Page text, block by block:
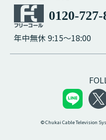
0120-727-
年中無休 9:15～18:00
© Chukai Cable Television